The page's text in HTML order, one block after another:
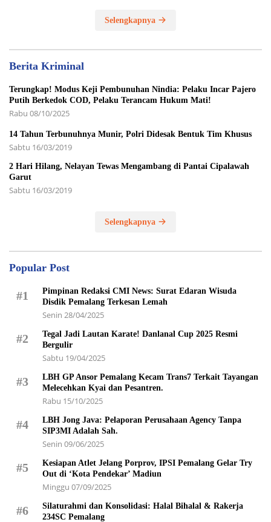
Selengkapnya
Berita Kriminal
Terungkap! Modus Keji Pembunuhan Nindia: Pelaku Incar Pajero
Putih Berkedok COD, Pelaku Terancam Hukum Mati!
Rabu 08/10/2025
14 Tahun Terbunuhnya Munir, Polri Didesak Bentuk Tim Khusus
Sabtu 16/03/2019
2 Hari Hilang, Nelayan Tewas Mengambang di Pantai Cipalawah
Garut
Sabtu 16/03/2019
Selengkapnya
Popular Post
#1
Pimpinan Redaksi CMI News: Surat Edaran Wisuda
Disdik Pemalang Terkesan Lemah
Senin 28/04/2025
#2
Tegal Jadi Lautan Karate! Danlanal Cup 2025 Resmi
Bergulir
Sabtu 19/04/2025
#3
LBH GP Ansor Pemalang Kecam Trans7 Terkait Tayangan
Melecehkan Kyai dan Pesantren.
Rabu 15/10/2025
#4
LBH Jong Java: Pelaporan Perusahaan Agency Tanpa
SIP3MI Adalah Sah.
Senin 09/06/2025
#5
Kesiapan Atlet Jelang Porprov, IPSI Pemalang Gelar Try
Out di ‘Kota Pendekar’ Madiun
Minggu 07/09/2025
#6
Silaturahmi dan Konsolidasi: Halal Bihalal & Rakerja
234SC Pemalang